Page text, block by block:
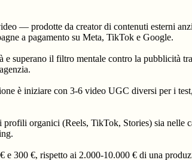
— prodotte da creator di contenuti esterni
a pagamento su Meta, TikTok e Google.
superano il filtro mentale contro la pubblicità
è iniziare con 3-6 video UGC diversi per i
organici (Reels, TikTok, Stories) sia nelle
300 €, rispetto ai 2.000-10.000 € di una